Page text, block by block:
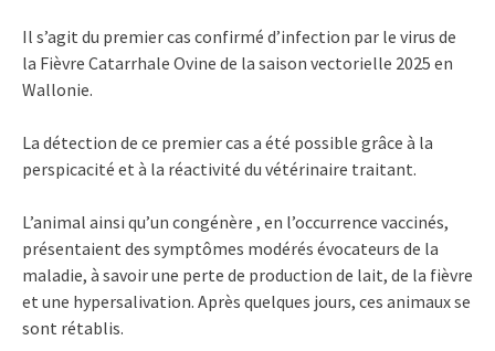
Il s’agit du premier cas confirmé d’infection par le virus de
la Fièvre Catarrhale Ovine de la saison vectorielle 2025 en
Wallonie.
La détection de ce premier cas a été possible grâce à la
perspicacité et à la réactivité du vétérinaire traitant.
L’animal ainsi qu’un congénère , en l’occurrence vaccinés,
présentaient des symptômes modérés évocateurs de la
maladie, à savoir une perte de production de lait, de la fièvre
et une hypersalivation. Après quelques jours, ces animaux se
sont rétablis.